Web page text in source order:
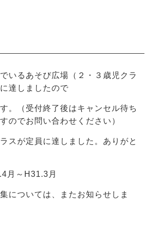
いるあそび広場（２・３歳児クラ
達しましたので
。（受付終了後はキャンセル待ち
のでお問い合わせください）
スが定員に達しました。ありがと
月～H31.3月
については、またお知らせしま